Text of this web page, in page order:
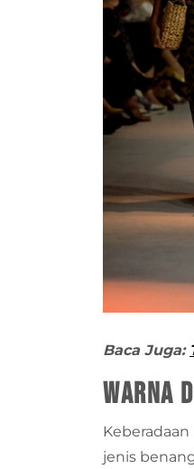
Baca Juga:
Warna
jenis